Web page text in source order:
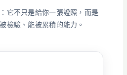
它不只是給你一張證照，而是
檢驗、能被累積的能力。